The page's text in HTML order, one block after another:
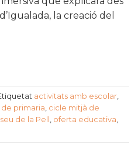
la creació del
activitats amb escolar,
primaria, cicle mitjà de
de la Pell , oferta educativa,